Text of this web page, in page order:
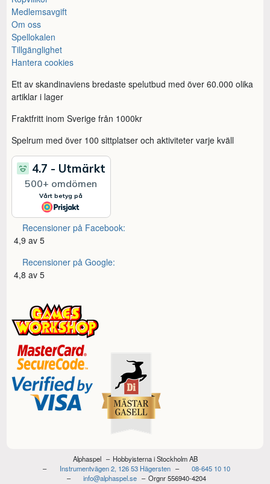
Medlemsavgift
Om oss
Spellokalen
Tillgänglighet
Hantera cookies
Ett av skandinaviens bredaste spelutbud med över 60.000 olika
artiklar i lager
Fraktfritt inom Sverige från 1000kr
Spelrum med över 100 sittplatser och aktiviteter varje kväll
Recensioner på Facebook:
4,9 av 5
Recensioner på Google:
4,8 av 5
Alphaspel
Hobbyisterna i Stockholm AB
Instrumentvägen 2, 126 53 Hägersten
08-645 10 10
info@alphaspel.se
Orgnr 556940-4204